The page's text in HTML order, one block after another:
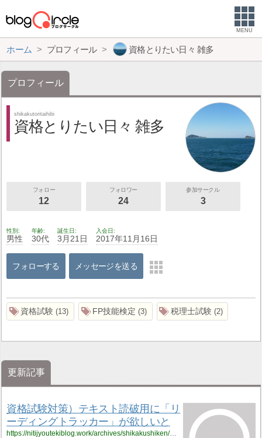
MENU
ホーム プロフィール 資格とりたい日々 雑多
プロフィール
shikakutoritaihibi
資格とりたい日々 雑多
フォロー
12
フォロワー
24
参加サークル
3
性別
男性
年齢
30代
誕生日
3月21日
入会日
2017年11月16日
フォローする メッセージを送る
資格試験 13 FP技能検定 3 税理士試験 2
更新記事
資格試験対策）テキスト読破用に「リ
ーディングトラッカー」が欲しいと
https://nitijyoutekiblog.work/archives/shikakushiken/4190